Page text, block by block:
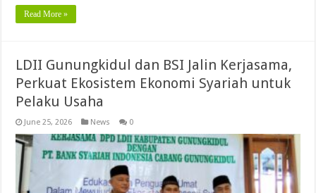
Read More »
LDII Gunungkidul dan BSI Jalin Kerjasama,
Perkuat Ekosistem Ekonomi Syariah untuk
Pelaku Usaha
June 25, 2026 News 0